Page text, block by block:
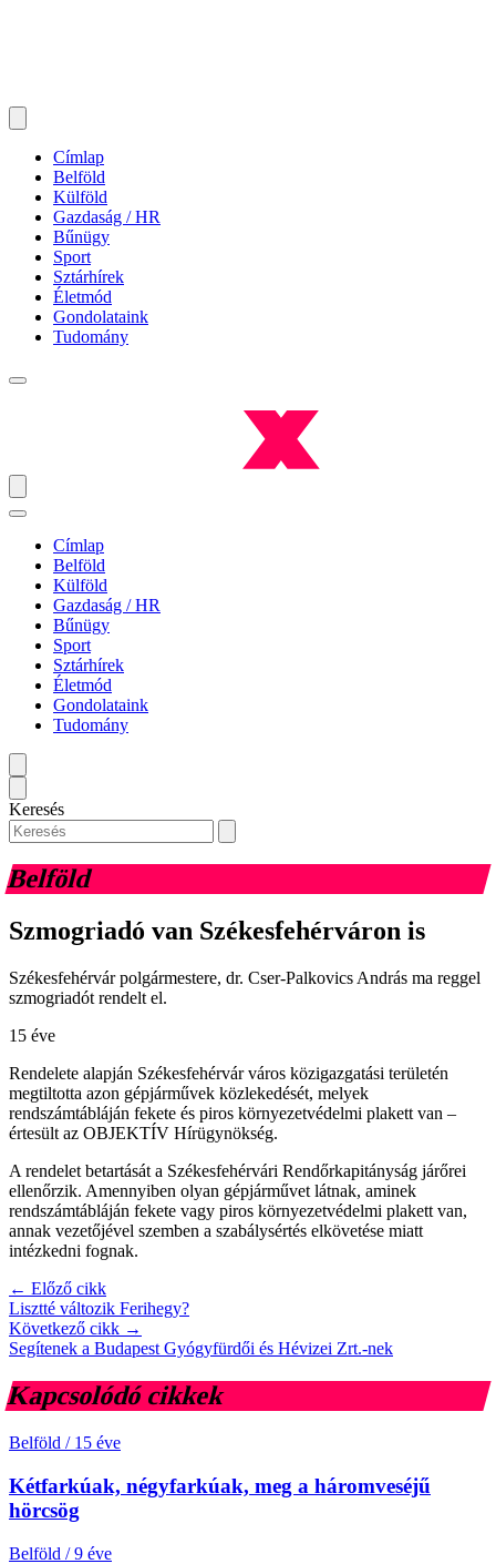
Címlap
Belföld
Külföld
Gazdaság / HR
Bűnügy
Sport
Sztárhírek
Életmód
Gondolataink
Tudomány
Címlap
Belföld
Külföld
Gazdaság / HR
Bűnügy
Sport
Sztárhírek
Életmód
Gondolataink
Tudomány
Keresés
Belföld
Szmogriadó van Székesfehérváron is
Székesfehérvár polgármestere, dr. Cser-Palkovics András ma reggel
szmogriadót rendelt el.
15 éve
Rendelete alapján Székesfehérvár város közigazgatási területén
megtiltotta azon gépjárművek közlekedését, melyek
rendszámtábláján fekete és piros környezetvédelmi plakett van –
értesült az OBJEKTÍV Hírügynökség.
A rendelet betartását a Székesfehérvári Rendőrkapitányság járőrei
ellenőrzik. Amennyiben olyan gépjárművet látnak, aminek
rendszámtábláján fekete vagy piros környezetvédelmi plakett van,
annak vezetőjével szemben a szabálysértés elkövetése miatt
intézkedni fognak.
← Előző cikk
Lisztté változik Ferihegy?
Következő cikk →
Segítenek a Budapest Gyógyfürdői és Hévizei Zrt.-nek
Kapcsolódó cikkek
Belföld / 15 éve
Kétfarkúak, négyfarkúak, meg a háromveséjű
hörcsög
Belföld / 9 éve